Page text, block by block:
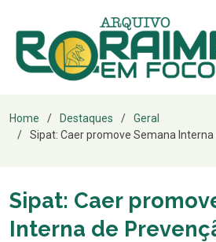
Home Destaques
Geral
Sipat: Caer promove Semana Interna
Sipat: Caer
Interna de